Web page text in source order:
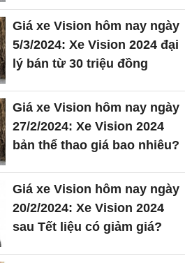
Giá xe Vision hôm nay ngày
5/3/2024: Xe Vision 2024 đại
lý bán từ 30 triệu đồng
Giá xe Vision hôm nay ngày
27/2/2024: Xe Vision 2024
bản thể thao giá bao nhiêu?
Giá xe Vision hôm nay ngày
20/2/2024: Xe Vision 2024
sau Tết liệu có giảm giá?